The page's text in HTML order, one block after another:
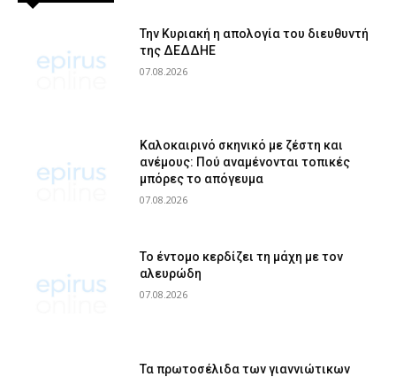
Την Κυριακή η απολογία του διευθυντή
της ΔΕΔΔΗΕ
07.08.2026
Καλοκαιρινό σκηνικό με ζέστη και
ανέμους: Πού αναμένονται τοπικές
μπόρες το απόγευμα
07.08.2026
Το έντομο κερδίζει τη μάχη με τον
αλευρώδη
07.08.2026
Τα πρωτοσέλιδα των γιαννιώτικων